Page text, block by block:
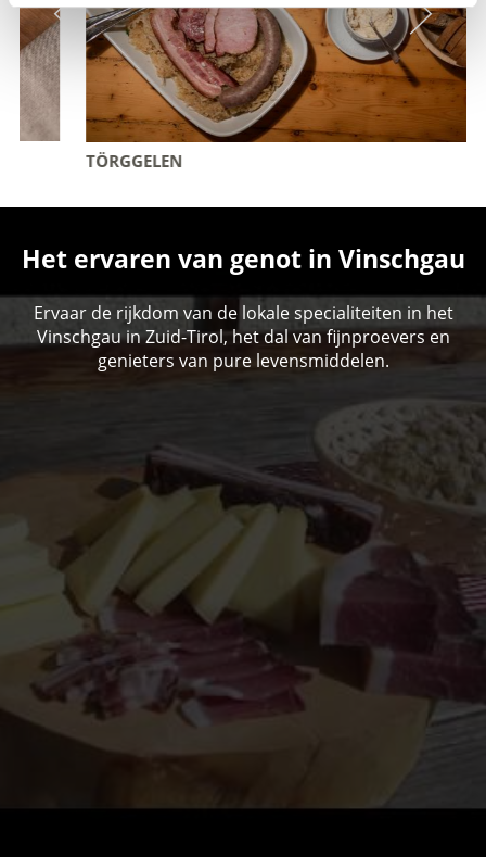
TÖRGGELEN
Het ervaren van genot in Vinschgau
Ervaar de rijkdom van de lokale specialiteiten in het
Vinschgau in Zuid-Tirol, het dal van fijnproevers en
genieters van pure levensmiddelen.